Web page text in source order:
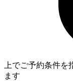
上でご予約条件
ます